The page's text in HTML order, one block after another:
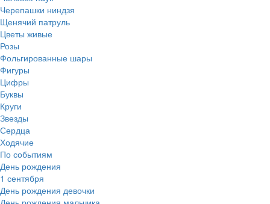
Черепашки ниндзя
Щенячий патруль
Цветы живые
Розы
Фольгированные шары
Фигуры
Цифры
Буквы
Круги
Звезды
Сердца
Ходячие
По событиям
День рождения
1 сентября
День рождения девочки